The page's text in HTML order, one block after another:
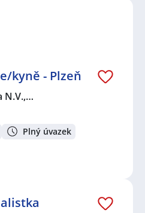
kyně - Plzeň
N.V.,…
Plný úvazek